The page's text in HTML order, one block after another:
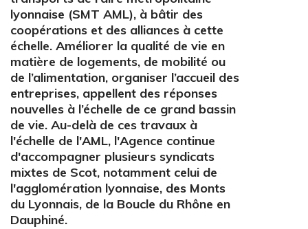
lyonnaise (SMT AML), à bâtir des
coopérations et des alliances à cette
échelle. Améliorer la qualité de vie en
matière de logements, de mobilité ou
de l’alimentation, organiser l’accueil des
entreprises, appellent des réponses
nouvelles à l’échelle de ce grand bassin
de vie. Au-delà de ces travaux à
l'échelle de l'AML, l'Agence continue
d'accompagner plusieurs syndicats
mixtes de Scot, notamment celui de
l'agglomération lyonnaise, des Monts
du Lyonnais, de la Boucle du Rhône en
Dauphiné.